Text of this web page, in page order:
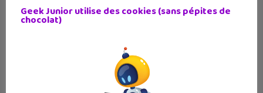
Le jeu d’exploration Petit Island
Geek Junior utilise des cookies (sans pépites de
chocolat)